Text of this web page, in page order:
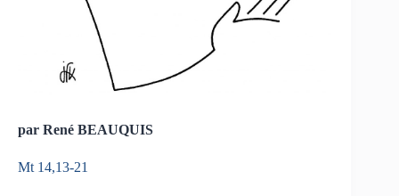
par René BEAUQUIS
Mt 14,13-21